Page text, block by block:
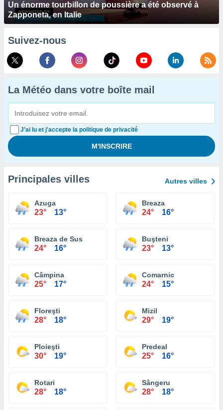
Un énorme tourbillon de poussière a été observé à
Zapponeta, en Italie
Suivez-nous
La Météo dans votre boîte mail
J'ai lu et j'accepte la politique de privacité
Principales villes Autres villes
Azuga
23° 13°
Breaza
24° 16°
Breaza de Sus
24° 16°
Buşteni
23° 13°
Câmpina
25° 17°
Comarnic
24° 15°
Floreşti
28° 18°
Mizil
29° 19°
Ploieşti
30° 19°
Predeal
25° 16°
Rotari
28° 18°
Sângeru
28° 18°